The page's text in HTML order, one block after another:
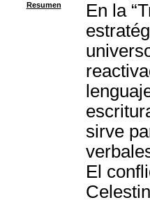
Resumen
En la
sirve
El